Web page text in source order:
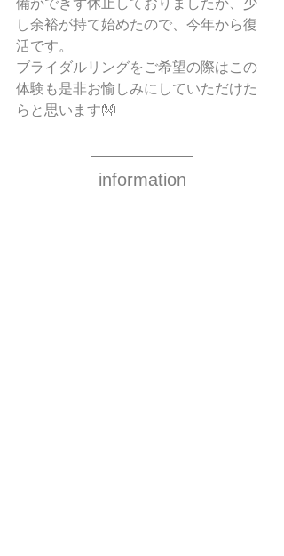
し余裕が持て始めたので、今年から復
活です。
ブライダルリングをご希望の際はこの
体験も是非お愉しみにしていただけた
らと思います👐
information